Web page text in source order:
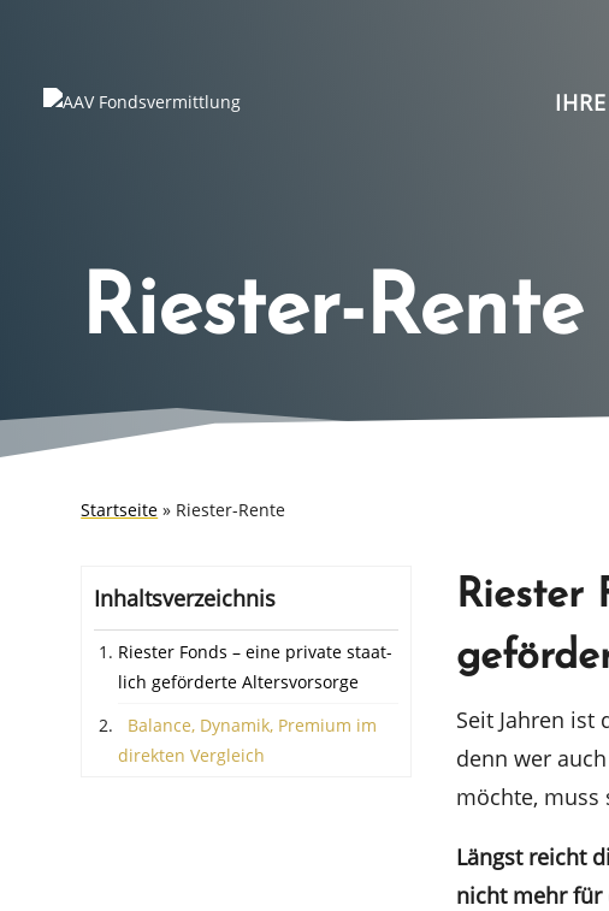
Riester-Rente
Start­sei­te » Riester-Rente
Inhalts­ver­zeich­nis
Riester Fonds – eine priva­te staat­
lich geför­der­te Altersvorsorge
Balan­ce, Dynamik, Premi­um im
direk­ten Vergleich
Riester
Seit Jahren ist
denn wer
möchte, muss
Längst reicht
nicht mehr für